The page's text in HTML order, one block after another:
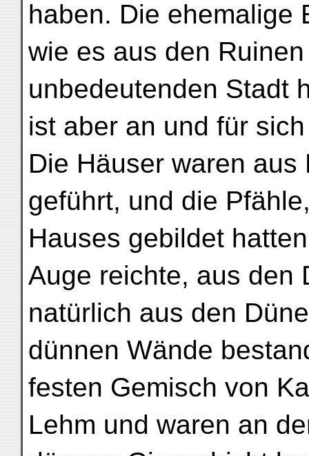
haben. Die ehemalige
wie es aus den
unbedeutenden Stadt
ist aber an und für
Die Häuser waren aus
geführt, und die
Hauses gebildet
Auge reichte, aus den
natürlich aus den
dünnen Wände
festen Gemisch von
Lehm und waren an